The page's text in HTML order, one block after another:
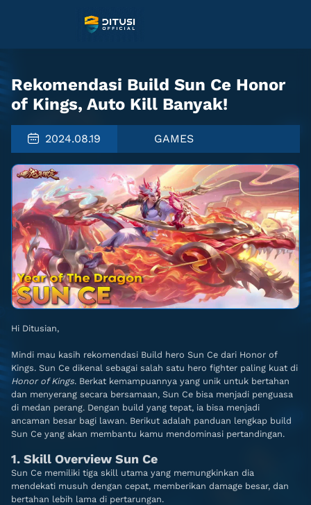
Rekomendasi Build Sun Ce Honor
of Kings, Auto Kill Banyak!
2024.08.19 GAMES
Hi Ditusian,
Mindi mau kasih rekomendasi Build hero Sun Ce dari Honor of
Kings. Sun Ce dikenal sebagai salah satu hero fighter paling kuat di
Honor of Kings. Berkat kemampuannya yang unik untuk bertahan
dan menyerang secara bersamaan, Sun Ce bisa menjadi penguasa
di medan perang. Dengan build yang tepat, ia bisa menjadi
ancaman besar bagi lawan. Berikut adalah panduan lengkap build
Sun Ce yang akan membantu kamu mendominasi pertandingan.
1. Skill Overview Sun Ce
Sun Ce memiliki tiga skill utama yang memungkinkan dia
mendekati musuh dengan cepat, memberikan damage besar, dan
bertahan lebih lama di pertarungan.